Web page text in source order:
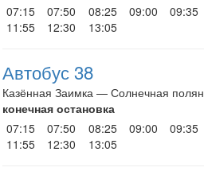
07:15
07:50 08:25 09:00 09:35
11:55
12:30 13:05
Автобус 38
Казённая Заимка — Солнечная
конечная остановка
07:15
07:50 08:25 09:00 09:35
11:55
12:30 13:05